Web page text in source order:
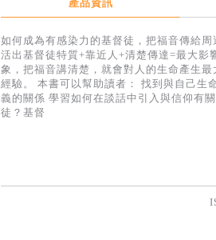
產品資訊
如何成為有感染力的基督徒，把福音傳給
活出基督徒特質+靠近人+清楚傳達=最大
象，把福音講清楚，就會對人的生命產生
經驗。 本書可以幫助讀者： 找到與自己生
義的關係 學習如何在談話中引入與信仰有
徒？基督